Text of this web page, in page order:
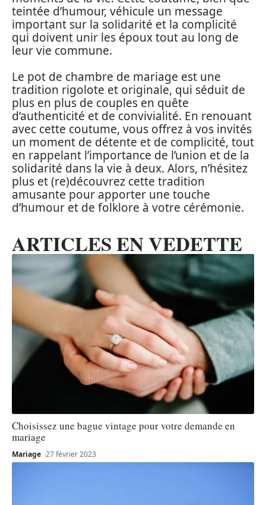
teintée d’humour, véhicule un message
important sur la solidarité et la complicité
qui doivent unir les époux tout au long de
leur vie commune.
Le pot de chambre de mariage est une
tradition rigolote et originale, qui séduit de
plus en plus de couples en quête
d’authenticité et de convivialité. En renouant
avec cette coutume, vous offrez à vos invités
un moment de détente et de complicité, tout
en rappelant l’importance de l’union et de la
solidarité dans la vie à deux. Alors, n’hésitez
plus et (re)découvrez cette tradition
amusante pour apporter une touche
d’humour et de folklore à votre cérémonie.
ARTICLES EN VEDETTE
Choisissez une bague vintage pour votre demande en
mariage
Mariage 27 février 2023